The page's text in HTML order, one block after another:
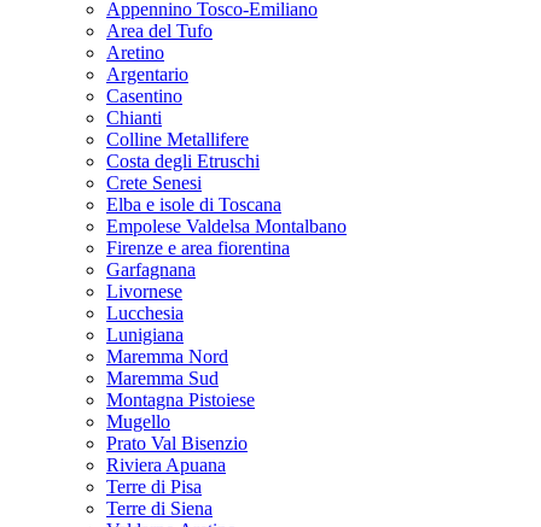
Appennino Tosco-Emiliano
Area del Tufo
Aretino
Argentario
Casentino
Chianti
Colline Metallifere
Costa degli Etruschi
Crete Senesi
Elba e isole di Toscana
Empolese Valdelsa Montalbano
Firenze e area fiorentina
Garfagnana
Livornese
Lucchesia
Lunigiana
Maremma Nord
Maremma Sud
Montagna Pistoiese
Mugello
Prato Val Bisenzio
Riviera Apuana
Terre di Pisa
Terre di Siena